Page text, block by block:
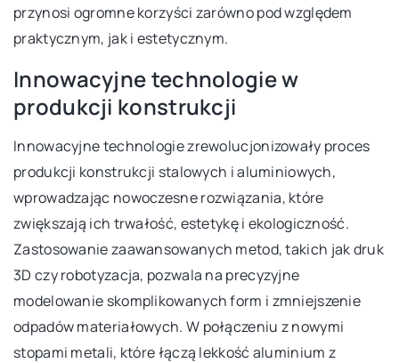
przynosi ogromne korzyści zarówno pod względem
praktycznym, jak i estetycznym.
Innowacyjne technologie w
produkcji konstrukcji
Innowacyjne technologie zrewolucjonizowały proces
produkcji konstrukcji stalowych i aluminiowych,
wprowadzając nowoczesne rozwiązania, które
zwiększają ich trwałość, estetykę i ekologiczność.
Zastosowanie zaawansowanych metod, takich jak druk
3D czy robotyzacja, pozwala na precyzyjne
modelowanie skomplikowanych form i zmniejszenie
odpadów materiałowych. W połączeniu z nowymi
stopami metali, które łączą lekkość aluminium z